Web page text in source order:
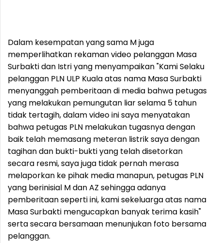
Dalam kesempatan yang sama M juga
memperlihatkan rekaman video pelanggan Masa
Surbakti dan Istri yang menyampaikan "Kami Selaku
pelanggan PLN ULP Kuala atas nama Masa Surbakti
menyanggah pemberitaan di media bahwa petugas
yang melakukan pemungutan liar selama 5 tahun
tidak tertagih, dalam video ini saya menyatakan
bahwa petugas PLN melakukan tugasnya dengan
baik telah memasang meteran listrik saya dengan
tagihan dan bukti-bukti yang telah disetorkan
secara resmi, saya juga tidak pernah merasa
melaporkan ke pihak media manapun, petugas PLN
yang berinisial M dan AZ sehingga adanya
pemberitaan seperti ini, kami sekeluarga atas nama
Masa Surbakti mengucapkan banyak terima kasih"
serta secara bersamaan menunjukan foto bersama
pelanggan.